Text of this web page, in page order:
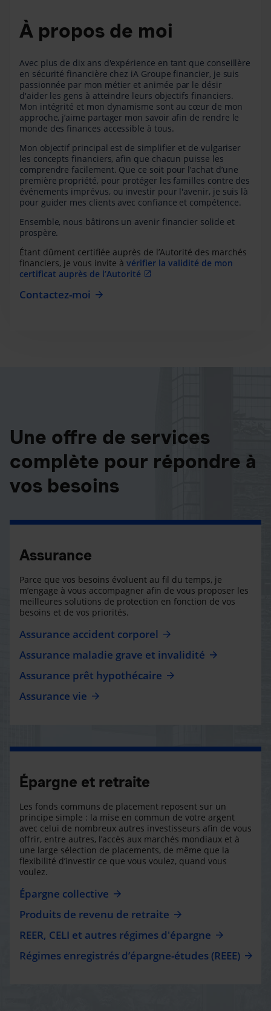
À propos de moi
Avec plus de dix ans d'expérience en tant que conseillère
en sécurité financière chez iA Groupe financier, je suis
passionnée par mon métier et animée par le désir
d'aider les gens à atteindre leurs objectifs financiers.
Mon intégrité et mon dynamisme sont au cœur de mon
approche, j’aime partager mon savoir afin de rendre le
monde des finances accessible à tous.
Mon objectif principal est de simplifier et de vulgariser
les concepts financiers, afin que chacun puisse les
comprendre facilement. Que ce soit pour l’achat d’une
première propriété, pour protéger les familles contre des
événements imprévus, ou investir pour l'avenir, je suis là
pour guider mes clients avec confiance et compétence.
Ensemble, nous bâtirons un avenir financier solide et
prospère.
Étant dûment certifiée auprès de l’Autorité des marchés
financiers, je vous invite à vérifier la validité de mon
certificat auprès de l’Autorité
Contactez-moi
Une offre de services
complète pour répondre à
vos besoins
Assurance
Parce que vos besoins évoluent au fil du temps, je
m’engage à vous accompagner afin de vous proposer les
meilleures solutions de protection en fonction de vos
besoins et de vos priorités.
Assurance accident corporel
Assurance maladie grave et invalidité
Assurance prêt hypothécaire
Assurance vie
Épargne et retraite
Les fonds communs de placement reposent sur un
principe simple : la mise en commun de votre argent
avec celui de nombreux autres investisseurs afin de vous
offrir, entre autres, l’accès aux marchés mondiaux et à
une large sélection de placements, de même que la
flexibilité d’investir ce que vous voulez, quand vous
voulez.
Épargne collective
Produits de revenu de retraite
REER, CELI et autres régimes d'épargne
Régimes enregistrés d’épargne-études (REEE)